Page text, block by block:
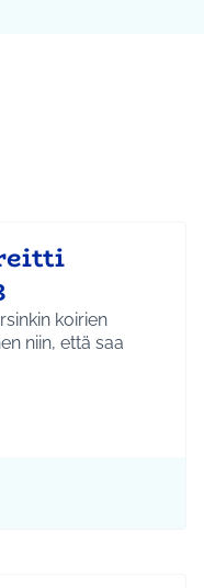
koirien
niin, että saa
Ympäristö